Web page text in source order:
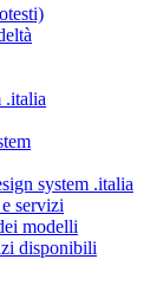
.italia
system .italia
servizi
modelli
disponibili